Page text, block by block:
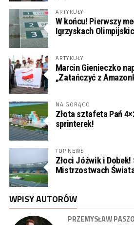
ARTYKUŁY
W końcu! Pierwszy
Igrzyskach
ARTYKUŁY
Marcin Gienieczko
„Zatańczyć z
NA GORĄCO
Złota sztafeta Pań
sprinterek!
TOP NEWS
Złoci Jóźwik i Dobek!
Mistrzostwach
WPISY AUTORÓW
PRZEMYSŁAW